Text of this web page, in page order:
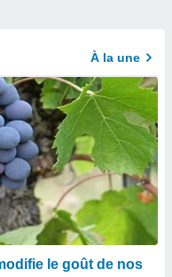
À la une
le goût de nos